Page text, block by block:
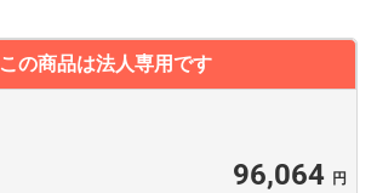
この商品は法人専用です
96,064